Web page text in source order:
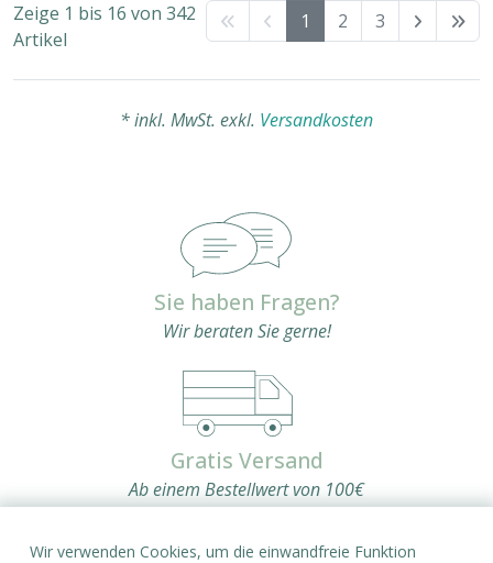
Wir verwenden Cookies, um die einwandfreie Funktion
Zeige 1 bis 16 von 342
Artikel
1 2 3
* inkl. MwSt. exkl. Versandkosten
Sie haben Fragen?
Wir beraten Sie gerne!
Gratis Versand
Ab einem Bestellwert von 100€